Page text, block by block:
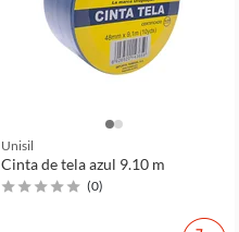
Unisil
Cinta de tela azul 9.10 m
(0)